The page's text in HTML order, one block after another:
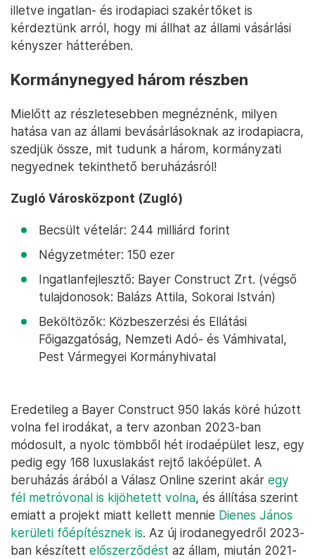
illetve ingatlan- és irodapiaci szakértőket is
kérdeztünk arról, hogy mi állhat az állami vásárlási
kényszer hátterében.
Kormánynegyed három részben
Mielőtt az részletesebben megnéznénk, milyen
hatása van az állami bevásárlásoknak az irodapiacra,
szedjük össze, mit tudunk a három, kormányzati
negyednek tekinthető beruházásról!
Zugló Városközpont (Zugló)
Becsült vételár: 244 milliárd forint
Négyzetméter: 150 ezer
Ingatlanfejlesztő: Bayer Construct Zrt. (végső
tulajdonosok: Balázs Attila, Sokorai István)
Beköltözők: Közbeszerzési és Ellátási
Főigazgatóság, Nemzeti Adó- és Vámhivatal,
Pest Vármegyei Kormányhivatal
Eredetileg a Bayer Construct 950 lakás köré húzott
volna fel irodákat, a terv azonban 2023-ban
módosult, a nyolc tömbből hét irodaépület lesz, egy
pedig egy 168 luxuslakást rejtő lakóépület. A
beruházás árából a Válasz Online szerint akár egy
fél metróvonal is kijöhetett volna, és állítása szerint
emiatt a projekt miatt kellett mennie Dienes János
kerületi főépítésznek is. Az új irodanegyedről 2023-
ban készített előszerződést az állam, miután 2021-